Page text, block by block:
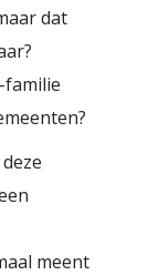
dat
familie
meent